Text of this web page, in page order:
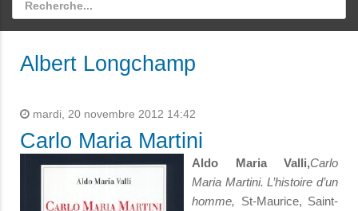
Albert Longchamp
mardi, 20 novembre 2012 14:42
Carlo Maria Martini
Aldo Maria Valli,Carlo
Maria Martini. L’histoire d’un
homme, St-Mau­rice, Saint-